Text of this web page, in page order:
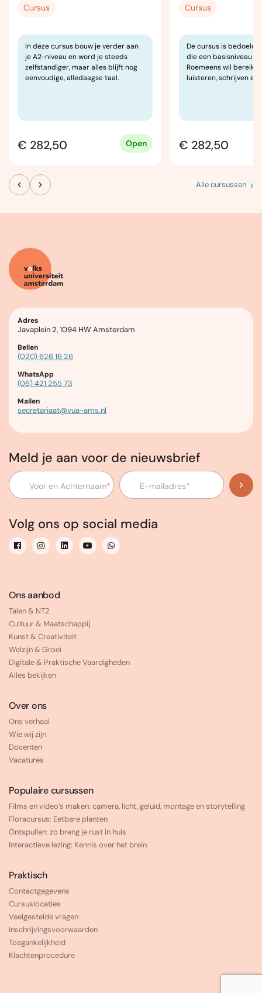
Cursus
In deze cursus bouw je verder aan
je A2-niveau en word je steeds
zelfstandiger, maar alles blijft nog
eenvoudige, alledaagse taal.
€ 282,50 Open
Cursus
De cursus is bedoeld
die een basisniveau
Roemeens wil
luisteren, schrijven en
€ 282,50
Alle cursussen
Adres
Javaplein 2, 1094 HW Amsterdam
Bellen
(020) 626 16 26
WhatsApp
(06) 421 255 73
Mailen
secretariaat@vua-ams.nl
Meld je aan voor de nieuwsbrief
Voor en Achternaam* E-mailadres*
Volg ons op social media
Ons aanbod
Talen & NT2
Cultuur & Maatschappij
Kunst & Creativiteit
Welzijn & Groei
Digitale & Praktische Vaardigheden
Alles bekijken
Over ons
Ons verhaal
Wie wij zijn
Docenten
Vacatures
Populaire cursussen
Films en video’s maken: camera, licht, geluid, montage en storytelling
Floracursus: Eetbare planten
Ontspullen: zo breng je rust in huis
Interactieve lezing: Kennis over het brein
Praktisch
Contactgegevens
Cursuslocaties
Veelgestelde vragen
Inschrijvingsvoorwaarden
Toegankelijkheid
Klachtenprocedure